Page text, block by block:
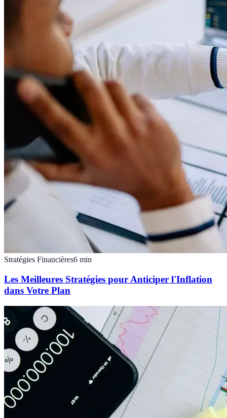
Stratégies Financières6 min
Les Meilleures Stratégies pour Anticiper l'Inflation
dans Votre Plan